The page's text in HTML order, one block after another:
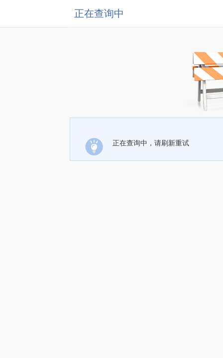
正在查询中
正在查询中，请刷新重试